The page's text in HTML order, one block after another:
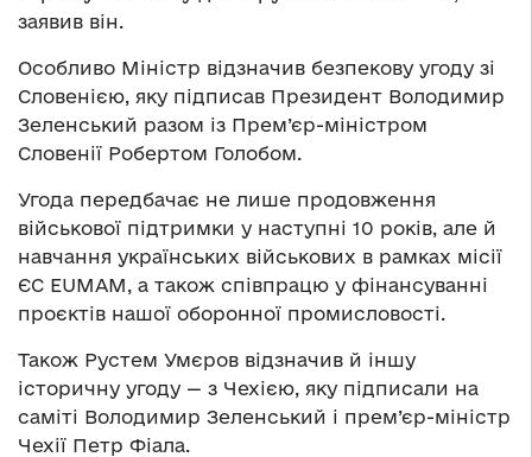
заявив він.
Особливо Міністр відзначив безпекову угоду зі
Словенією, яку підписав Президент Володимир
Зеленський разом із Прем’єр-міністром
Словенії Робертом Голобом.
Угода передбачає не лише продовження
військової підтримки у наступні 10 років, але й
навчання українських військових в рамках місії
ЄС EUMAM, а також співпрацю у фінансуванні
проєктів нашої оборонної промисловості.
Також Рустем Умєров відзначив й іншу
історичну угоду — з Чехією, яку підписали на
саміті Володимир Зеленський і прем’єр-міністр
Чехії Петр Фіала.